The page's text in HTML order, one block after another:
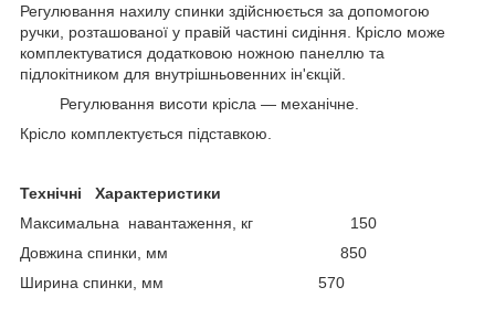
Регулювання нахилу спинки здійснюється за допомогою
ручки, розташованої у правій частині сидіння. Крісло може
комплектуватися додатковою ножною панеллю та
підлокітником для внутрішньовенних ін'єкцій.
Регулювання висоти крісла — механічне.
Крісло комплектується підставкою.
Технічні Характеристики
Максимальна навантаження, кг 150
Довжина спинки, мм 850
Ширина спинки, мм 570